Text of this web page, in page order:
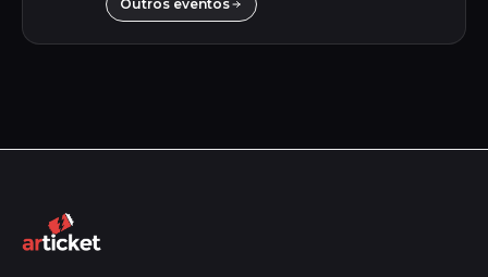
Outros eventos